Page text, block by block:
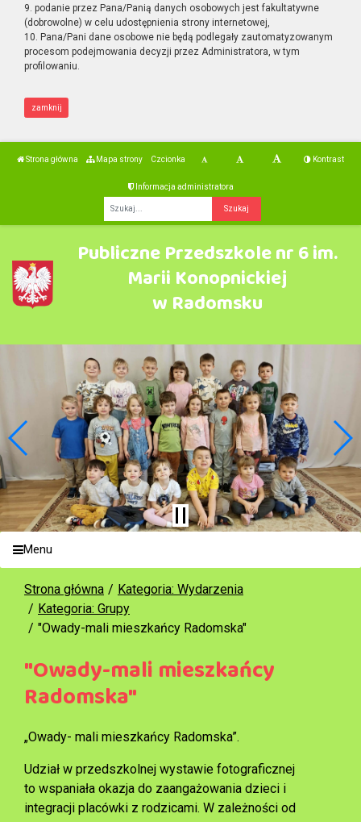
9. podanie przez Pana/Panią danych osobowych jest fakultatywne
(dobrowolne) w celu udostępnienia strony internetowej,
10. Pana/Pani dane osobowe nie będą podlegały zautomatyzowanym
procesom podejmowania decyzji przez Administratora, w tym
profilowaniu.
zamknij
Strona główna Mapa strony Czcionka Kontrast
Informacja administratora
Publiczne Przedszkole nr 6 im.
Marii Konopnickiej
w Radomsku
Menu
Strona główna
Kategoria: Wydarzenia
Kategoria: Grupy
"Owady-mali mieszkańcy Radomska"
"Owady-mali mieszkańcy
Radomska"
„Owady- mali mieszkańcy Radomska”.
Udział w przedszkolnej wystawie fotograficznej
to wspaniała okazja do zaangażowania dzieci i
integracji placówki z rodzicami. W zależności od